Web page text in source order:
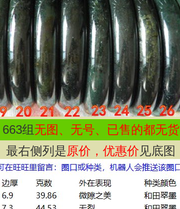
663组 无图、无号、已售的都无货
最右侧列是原价，优惠价 见底图